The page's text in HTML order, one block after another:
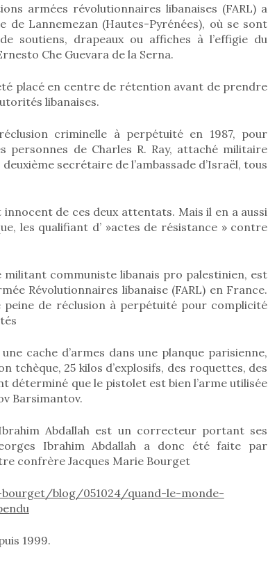
armées révolutionnaires libanaises (FARL) a
de Lannemezan (Hautes-Pyrénées), où se sont
soutiens, drapeaux ou affiches à l’effigie du
Che Guevara de la Serna.
placé en centre de rétention avant de prendre
libanaises.
criminelle à perpétuité en 1987, pour
personnes de Charles R. Ray, attaché militaire
secrétaire de l’ambassade d’Israël, tous
de ces deux attentats. Mais il en a aussi
les qualifiant d’ »actes de résistance » contre
militant communiste libanais pro palestinien, est
Révolutionnaires libanaise (FARL) en France.
peine de réclusion à perpétuité pour complicité
cache d’armes dans une planque parisienne,
tchèque, 25 kilos d’explosifs, des roquettes, des
déterminé que le pistolet est bien l’arme utilisée
Barsimantov.
Abdallah est un correcteur portant ses
Ibrahim Abdallah a donc été faite par
confrère Jacques Marie Bourget
blog/051024/quand-le-monde-
1999.